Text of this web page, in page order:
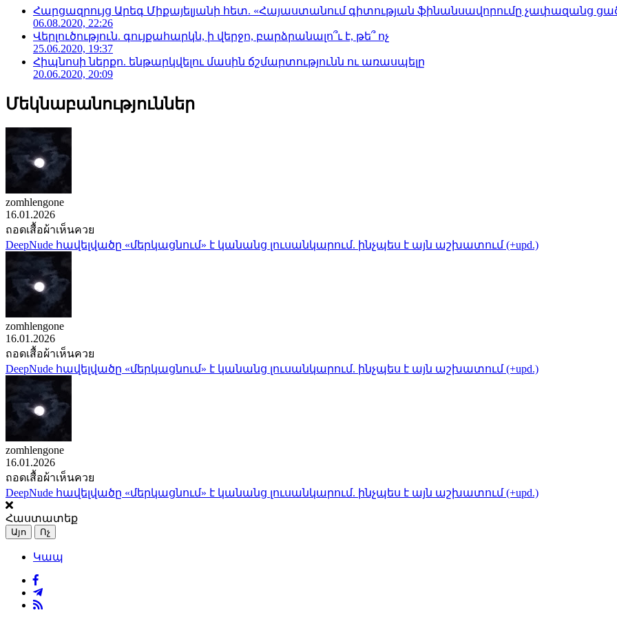
Հարցազրույց Արեգ Միքայելյանի հետ. «Հայաստանում գիտության ֆինանսավորումը չափազանց
06.08.2020, 22:26
Վերլուծություն. գույքահարկն, ի վերջո, բարձրանալո՞ւ է, թե՞ ոչ
25.06.2020, 19:37
Հիպնոսի ներքո. ենթարկվելու մասին ճշմարտությունն ու առասպելը
20.06.2020, 20:09
Մեկնաբանություններ
zomhlengone
16.01.2026
ถอดเสื้อผ้าเห็นควย
DeepNude հավելվածը «մերկացնում» է կանանց լուսանկարում. ինչպես է այն աշխատում (+upd.)
zomhlengone
16.01.2026
ถอดเสื้อผ้าเห็นควย
DeepNude հավելվածը «մերկացնում» է կանանց լուսանկարում. ինչպես է այն աշխատում (+upd.)
zomhlengone
16.01.2026
ถอดเสื้อผ้าเห็นควย
DeepNude հավելվածը «մերկացնում» է կանանց լուսանկարում. ինչպես է այն աշխատում (+upd.)
Հաստատեք
Այո Ոչ
Կապ